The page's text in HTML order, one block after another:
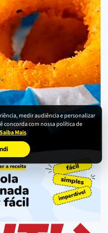
medir audiência e personalizar
concorda com nossa política de
Saiba Mais.